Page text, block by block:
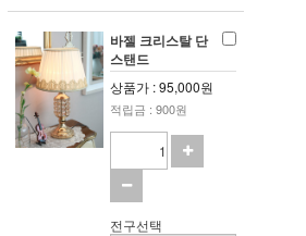
바젤 크리스탈 단
스탠드
상품가 : 95,000원
적립금 : 900원
전구선택